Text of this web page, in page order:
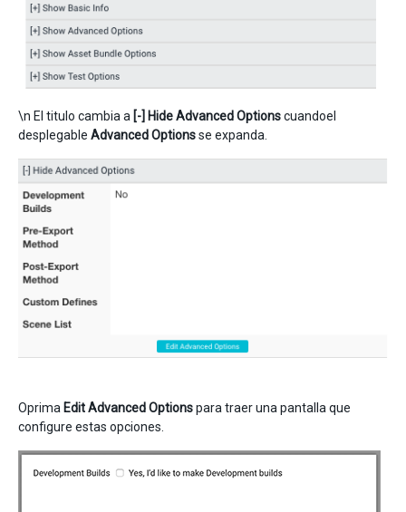
\n El titulo cambia a [-] Hide Advanced Optionscuandoel
desplegable Advanced Optionsse expanda.
Oprima Edit Advanced Optionspara traer una pantalla que
configure estas opciones.